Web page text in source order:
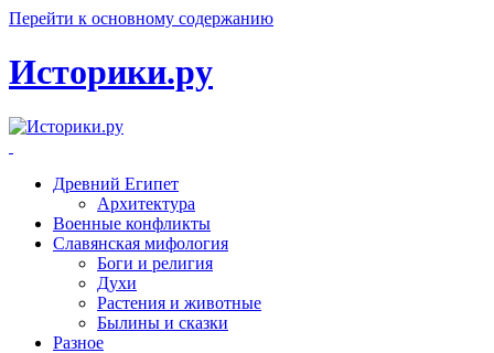
Перейти к основному содержанию
Историки.ру
Древний Египет
Архитектура
Военные конфликты
Славянская мифология
Боги и религия
Духи
Растения и животные
Былины и сказки
Разное